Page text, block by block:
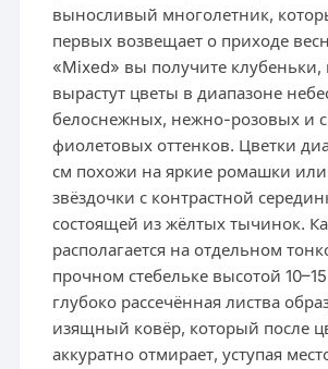
выносливый многолетник,
первых возвещает о приходе
«Mixed» вы получите клубеньки,
вырастут цветы в диапазоне
белоснежных, нежно-розовых и
фиолетовых оттенков. Цветки
см похожи на яркие ромашки
звёздочки с контрастной
состоящей из жёлтых тычинок.
располагается на отдельном
прочном стебельке высотой
глубоко рассечённая листва
изящный ковёр, который после
аккуратно отмирает, уступая